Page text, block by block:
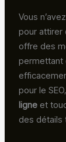
Vous
pour attirer
offre des
permettant
pour le
ligne et
des détails